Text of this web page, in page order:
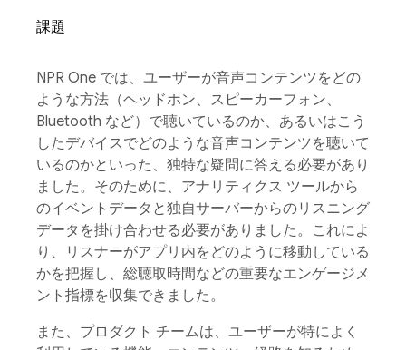
課題
NPR One では、ユーザーが音声コンテンツをどの
ような方法（ヘッドホン、スピーカーフォン、
Bluetooth など）で聴いているのか、あるいはこう
したデバイスでどのような音声コンテンツを聴いて
いるのかといった、独特な疑問に答える必要があり
ました。そのために、アナリティクス ツールから
のイベントデータと独自サーバーからのリスニング
データを掛け合わせる必要がありました。これによ
り、リスナーがアプリ内をどのように移動している
かを把握し、総聴取時間などの重要なエンゲージメ
ント指標を収集できました。
また、プロダクト チームは、ユーザーが特によく